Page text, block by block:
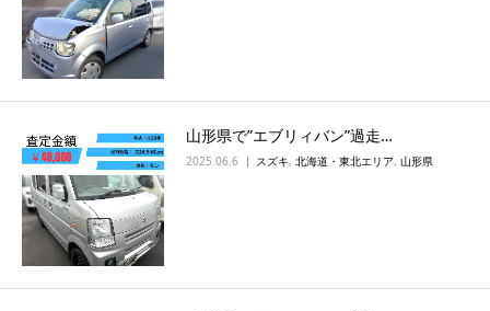
山形県で”エブリィバン”過走…
2025.06.6 スズキ, 北海道・東北エリア, 山形県